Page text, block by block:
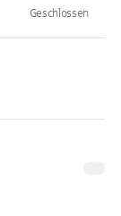
Geschlossen